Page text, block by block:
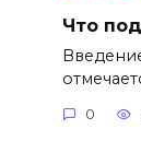
Что
0